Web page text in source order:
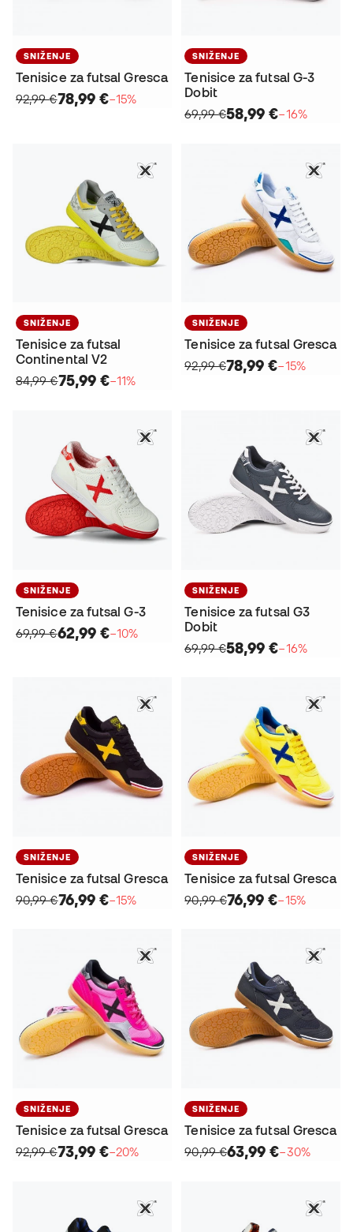
SNIŽENJE
Tenisice za futsal Gresca
92,99 €78,99 €−15%
SNIŽENJE
Tenisice za futsal G-3
Dobit
69,99 €58,99 €−16%
SNIŽENJE
Tenisice za futsal
Continental V2
84,99 €75,99 €−11%
SNIŽENJE
Tenisice za futsal Gresca
92,99 €78,99 €−15%
SNIŽENJE
Tenisice za futsal G-3
69,99 €62,99 €−10%
SNIŽENJE
Tenisice za futsal G3
Dobit
69,99 €58,99 €−16%
SNIŽENJE
Tenisice za futsal Gresca
90,99 €76,99 €−15%
SNIŽENJE
Tenisice za futsal Gresca
90,99 €76,99 €−15%
SNIŽENJE
Tenisice za futsal Gresca
92,99 €73,99 €−20%
SNIŽENJE
Tenisice za futsal Gresca
90,99 €63,99 €−30%